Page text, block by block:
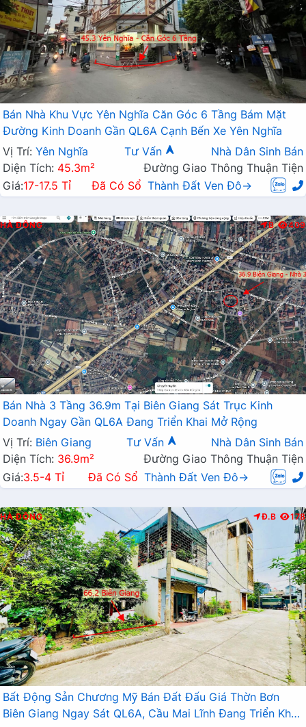
Bán Nhà Khu Vực Yên Nghĩa Căn Góc 6 Tầng Bám Mặt
Đường Kinh Doanh Gần QL6A Cạnh Bến Xe Yên Nghĩa
Vị Trí: Yên Nghĩa Tư Vấn
Nhà Dân Sinh Bán
Diện Tích: 45.3m²
Đường Giao Thông Thuận Tiện
Giá:17-17.5 Tỉ Đã Có Sổ Thành Đất Ven Đô→
HÀ ĐÔNG B 409
Bán Nhà 3 Tầng 36.9m Tại Biên Giang Sát Trục Kinh
Doanh Ngay Gần QL6A Đang Triển Khai Mở Rộng
Vị Trí: Biên Giang Tư Vấn
Nhà Dân Sinh Bán
Diện Tích: 36.9m²
Đường Giao Thông Thuận Tiện
Giá:3.5-4 Tỉ Đã Có Sổ Thành Đất Ven Đô→
HÀ ĐÔNG Đ.B 178
Bất Động Sản Chương Mỹ Bán Đất Đấu Giá Thờn Bơn
Biên Giang Ngay Sát QL6A, Cầu Mai Lĩnh Đang Triển Khai